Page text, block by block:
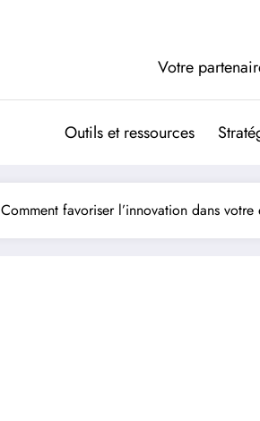
Votre
Outils et ressources
Comment favoriser l’innovation dans votre